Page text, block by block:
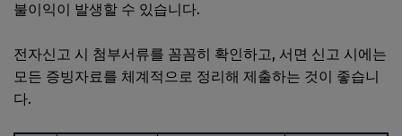
불이익이 발생할 수 있습니다.
전자신고 시 첨부서류를 꼼꼼히 확인하고, 서면 신고 시에는
모든 증빙자료를 체계적으로 정리해 제출하는 것이 좋습니
다.